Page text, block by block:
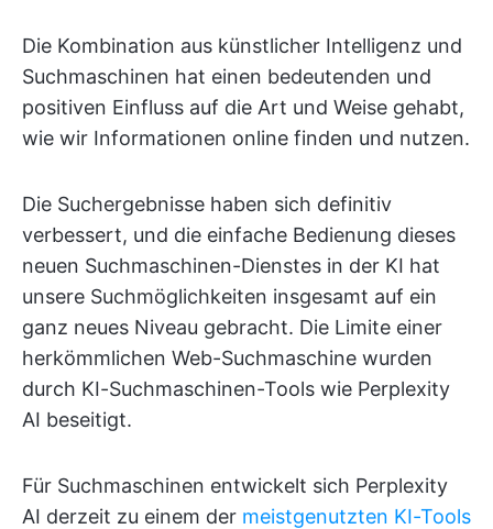
Die Kombination aus künstlicher Intelligenz und
Suchmaschinen hat einen bedeutenden und
positiven Einfluss auf die Art und Weise gehabt,
wie wir Informationen online finden und nutzen.
Die Suchergebnisse haben sich definitiv
verbessert, und die einfache Bedienung dieses
neuen Suchmaschinen-Dienstes in der KI hat
unsere Suchmöglichkeiten insgesamt auf ein
ganz neues Niveau gebracht. Die Limite einer
herkömmlichen Web-Suchmaschine wurden
durch KI-Suchmaschinen-Tools wie Perplexity
AI beseitigt.
Für Suchmaschinen entwickelt sich Perplexity
AI derzeit zu einem der meistgenutzten KI-Tools